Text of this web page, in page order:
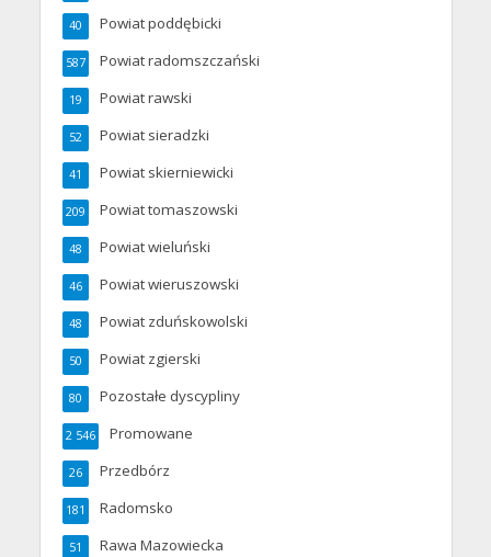
Powiat poddębicki
40
Powiat radomszczański
587
Powiat rawski
19
Powiat sieradzki
52
Powiat skierniewicki
41
Powiat tomaszowski
209
Powiat wieluński
48
Powiat wieruszowski
46
Powiat zduńskowolski
48
Powiat zgierski
50
Pozostałe dyscypliny
80
Promowane
2 546
Przedbórz
26
Radomsko
181
Rawa Mazowiecka
51